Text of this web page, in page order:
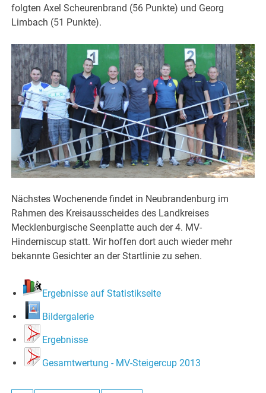
folgten Axel Scheurenbrand (56 Punkte) und Georg
Limbach (51 Punkte).
Nächstes Wochenende findet in Neubrandenburg im
Rahmen des Kreisausscheides des Landkreises
Mecklenburgische Seenplatte auch der 4. MV-
Hinderniscup statt. Wir hoffen dort auch wieder mehr
bekannte Gesichter an der Startlinie zu sehen.
Ergebnisse auf Statistikseite
Bildergalerie
Ergebnisse
Gesamtwertung - MV-Steigercup 2013